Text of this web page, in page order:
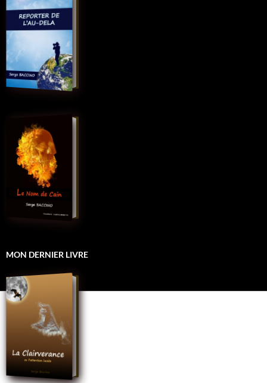
MON DERNIER LIVRE